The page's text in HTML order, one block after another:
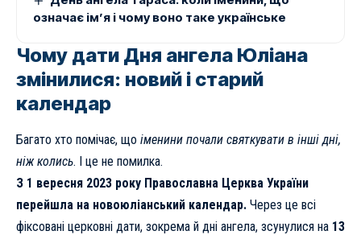
означає ім’я і чому воно таке українське
Чому дати Дня ангела Юліана
змінилися: новий і старий
календар
Багато хто помічає, що іменини почали святкувати в інші дні,
ніж колись. І це не помилка.
З 1 вересня 2023 року Православна Церква України
перейшла на новоюліанський календар. Через це всі
фіксовані церковні дати, зокрема й дні ангела, зсунулися на 13